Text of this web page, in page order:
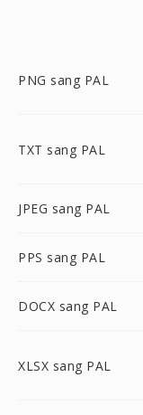
PNG sang PAL
TXT sang PAL
JPEG sang PAL
PPS sang PAL
DOCX sang PAL
XLSX sang PAL